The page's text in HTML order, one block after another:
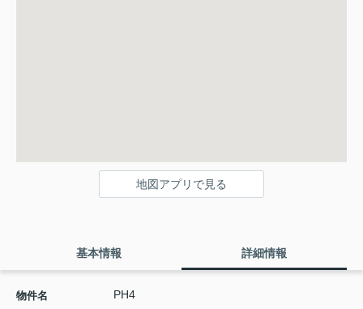
地図アプリで見る
基本情報 詳細情報
物件名 PH4